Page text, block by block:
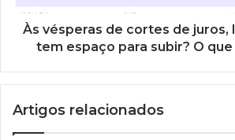
Às vésperas de cortes de juros,
tem espaço para subir? O
Artigos relacionados